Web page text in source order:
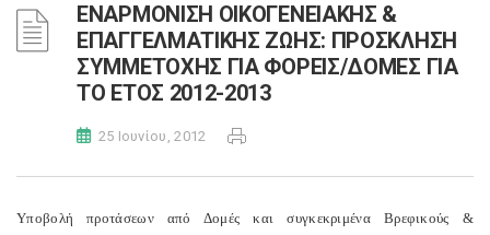
ΕΝΑΡΜΟΝΙΣΗ ΟΙΚΟΓΕΝΕΙΑΚΗΣ &
ΕΠΑΓΓΕΛΜΑΤΙΚΗΣ ΖΩΗΣ: ΠΡΟΣΚΛΗΣΗ
ΣΥΜΜΕΤΟΧΗΣ ΓΙΑ ΦΟΡΕΙΣ/ΔΟΜΕΣ ΓΙΑ
ΤΟ ΕΤΟΣ 2012-2013
25 Ιουνίου, 2012
Υποβολή προτάσεων από Δομές και συγκεκριμένα Βρεφικούς &